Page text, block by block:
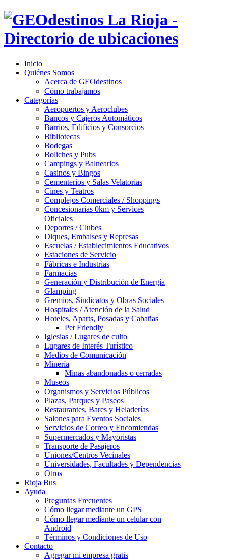
Inicio
Quiénes Somos
Acerca de GEOdestinos
Cómo trabajamos
Categorías
Aeropuertos y Aeroclubes
Bancos y Cajeros Automáticos
Barrios, Edificios y Consorcios
Bibliotecas
Bodegas
Boliches y Pubs
Campings y Balnearios
Casinos y Bingos
Cementerios y Salas Velatorias
Cines y Teatros
Complejos Comerciales / Shoppings
Concesionarias 0km y Services
Oficiales
Deportes / Clubes
Diques, Embalses y Represas
Escuelas / Establecimientos Educativos
Estaciones de Servicio
Fábricas e Industrias
Farmacias
Generación y Distribución de Energía
Glamping
Gremios, Sindicatos y Obras Sociales
Hospitales / Atención de la Salud
Hoteles, Aparts, Posadas y Cabañas
Pet Friendly
Iglesias / Lugares de culto
Lugares de Interés Turístico
Medios de Comunicación
Minería
Minas abandonadas o cerradas
Museos
Organismos y Servicios Públicos
Plazas, Parques y Paseos
Restaurantes, Bares y Heladerías
Salones para Eventos Sociales
Servicios de Correo y Encomiendas
Supermercados y Mayoristas
Transporte de Pasajeros
Uniones/Centros Vecinales
Universidades, Facultades y Dependencias
Otros
Rioja Bus
Ayuda
Preguntas Frecuentes
Cómo llegar mediante un GPS
Cómo llegar mediante un celular con
Android
Términos y Condiciones de Uso
Contacto
Agregar mi empresa gratis